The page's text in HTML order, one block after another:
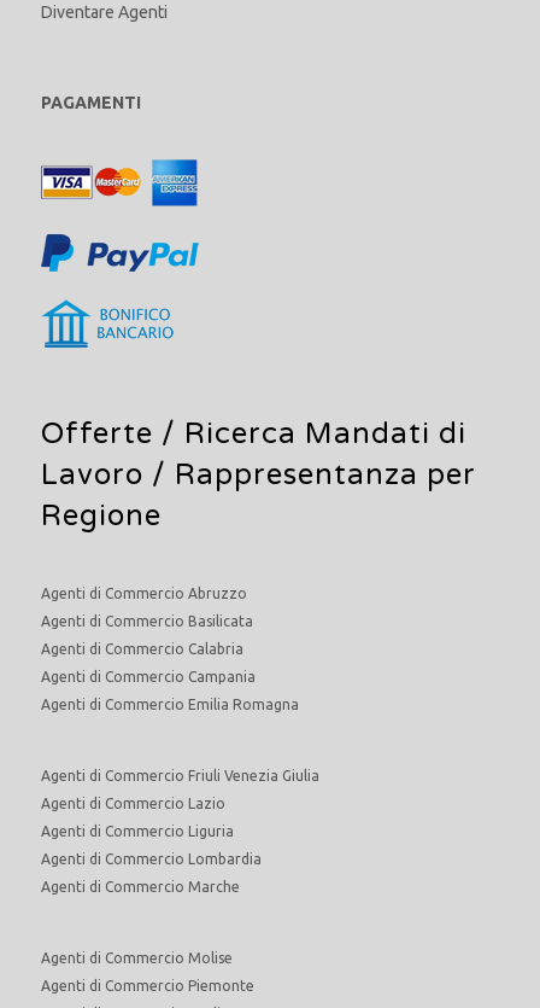
Diventare Agenti
PAGAMENTI
Offerte / Ricerca Mandati di
Lavoro / Rappresentanza per
Regione
Agenti di Commercio Abruzzo
Agenti di Commercio Basilicata
Agenti di Commercio Calabria
Agenti di Commercio Campania
Agenti di Commercio Emilia Romagna
Agenti di Commercio Friuli Venezia Giulia
Agenti di Commercio Lazio
Agenti di Commercio Liguria
Agenti di Commercio Lombardia
Agenti di Commercio Marche
Agenti di Commercio Molise
Agenti di Commercio Piemonte